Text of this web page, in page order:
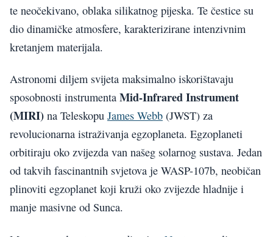
te neočekivano, oblaka silikatnog pijeska. Te čestice su
dio dinamičke atmosfere, karakterizirane intenzivnim
kretanjem materijala.
Astronomi diljem svijeta maksimalno iskorištavaju
sposobnosti instrumenta Mid-Infrared Instrument
(MIRI) na Teleskopu James Webb (JWST) za
revolucionarna istraživanja egzoplaneta. Egzoplaneti
orbitiraju oko zvijezda van našeg solarnog sustava. Jedan
od takvih fascinantnih svjetova je WASP-107b, neobičan
plinoviti egzoplanet koji kruži oko zvijezde hladnije i
manje masivne od Sunca.